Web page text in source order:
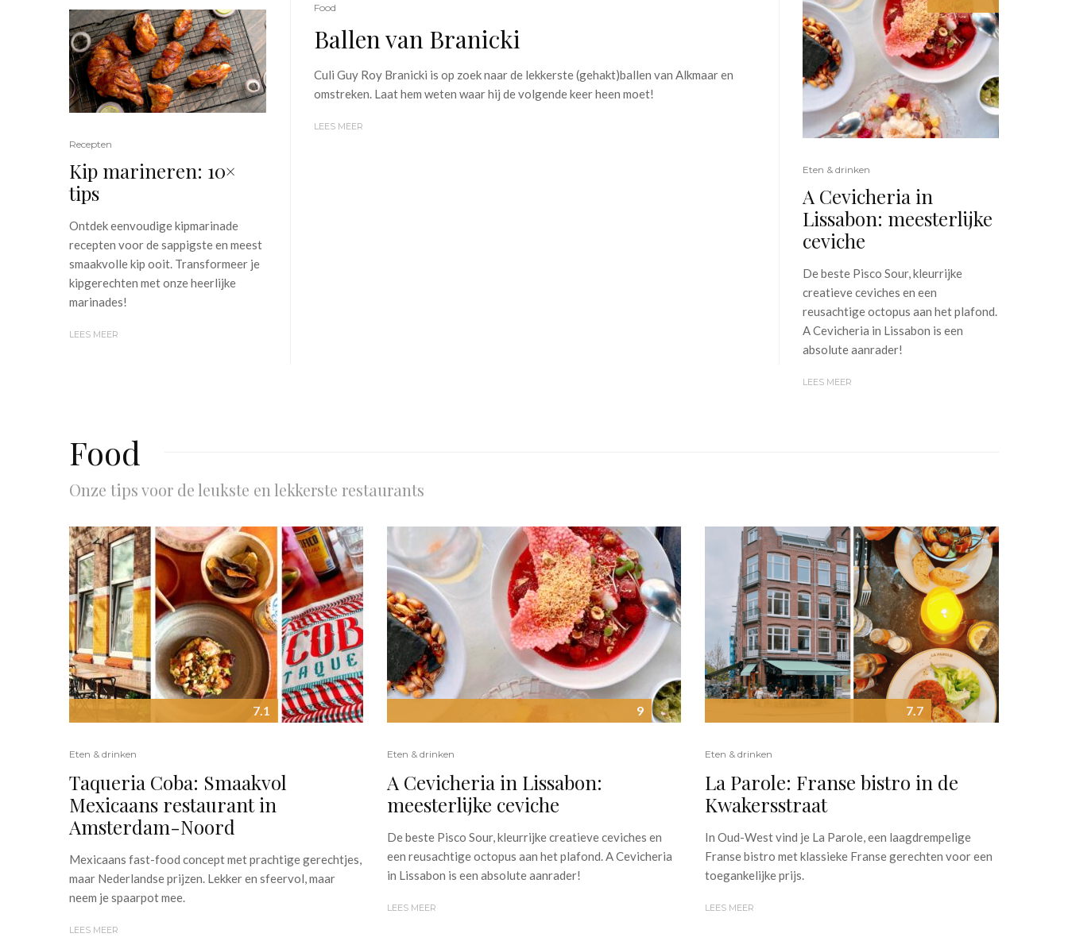
Food
Ballen van Branicki
Culi Guy Roy Branicki is op zoek naar de lekkerste (gehakt)ballen van Alkmaar en
omstreken. Laat hem weten waar hij de volgende keer heen moet!
LEES MEER
Recepten
Kip marineren: 10×
tips
Ontdek eenvoudige kipmarinade
recepten voor de sappigste en meest
smaakvolle kip ooit. Transformeer je
kipgerechten met onze heerlijke
marinades!
LEES MEER
Eten & drinken
A Cevicheria in
Lissabon: meesterlijke
ceviche
De beste Pisco Sour, kleurrijke
creatieve ceviches en een
reusachtige octopus aan het plafond.
A Cevicheria in Lissabon is een
absolute aanrader!
LEES MEER
Food
Onze tips voor de leukste en lekkerste restaurants
7.1
Eten & drinken
Taqueria Coba: Smaakvol
Mexicaans restaurant in
Amsterdam-Noord
Mexicaans fast-food concept met prachtige gerechtjes,
maar Nederlandse prijzen. Lekker en sfeervol, maar
neem je spaarpot mee.
LEES MEER
9
Eten & drinken
A Cevicheria in Lissabon:
meesterlijke ceviche
De beste Pisco Sour, kleurrijke creatieve ceviches en
een reusachtige octopus aan het plafond. A Cevicheria
in Lissabon is een absolute aanrader!
LEES MEER
7.7
Eten & drinken
La Parole: Franse bistro in de
Kwakersstraat
In Oud-West vind je La Parole, een laagdrempelige
Franse bistro met klassieke Franse gerechten voor een
toegankelijke prijs.
LEES MEER